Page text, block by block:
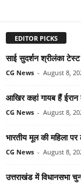
EDITOR PICKS
साई सुदर्शन श्रीलंका
CG News - August 8,
आखिर कहां गायब हैं
CG News - August 8,
भारतीय मूल की महिला
CG News - August 8,
उत्तराखंड में विधानसभा